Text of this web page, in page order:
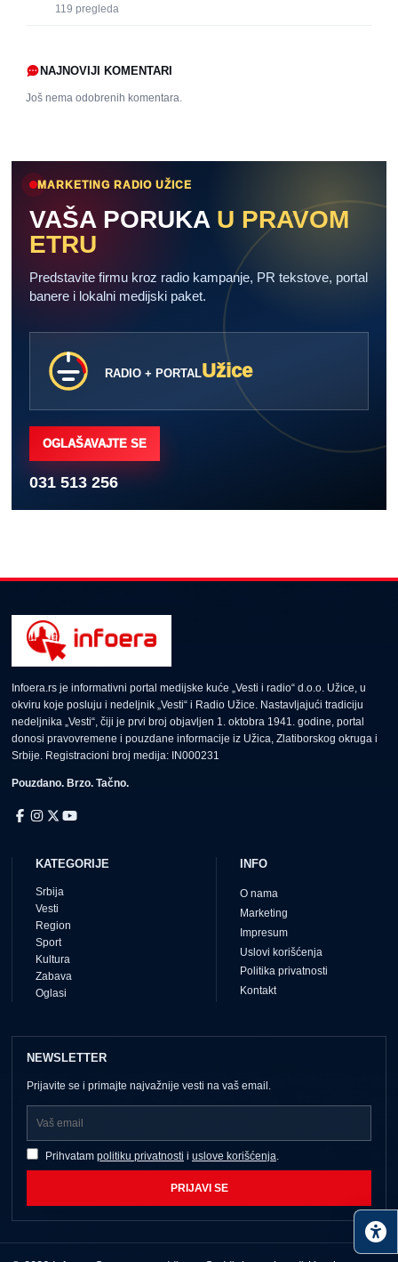
119 pregleda
NAJNOVIJI KOMENTARI
Još nema odobrenih komentara.
MARKETING RADIO UŽICE
VAŠA PORUKA U PRAVOM
ETRU
Predstavite firmu kroz radio kampanje, PR tekstove, portal
banere i lokalni medijski paket.
RADIO + PORTALUžice
OGLAŠAVAJTE SE
031 513 256
Infoera.rs je informativni portal medijske kuće „Vesti i radio“ d.o.o. Užice, u
okviru koje posluju i nedeljnik „Vesti“ i Radio Užice. Nastavljajući tradiciju
nedeljnika „Vesti“, čiji je prvi broj objavljen 1. oktobra 1941. godine, portal
donosi pravovremene i pouzdane informacije iz Užica, Zlatiborskog okruga i
Srbije. Registracioni broj medija: IN000231
Pouzdano. Brzo. Tačno.
KATEGORIJE
Srbija
Vesti
Region
Sport
Kultura
Zabava
Oglasi
INFO
O nama
Marketing
Impresum
Uslovi korišćenja
Politika privatnosti
Kontakt
NEWSLETTER
Prijavite se i primajte najvažnije vesti na vaš email.
Prihvatam politiku privatnosti i uslove korišćenja
PRIJAVI SE